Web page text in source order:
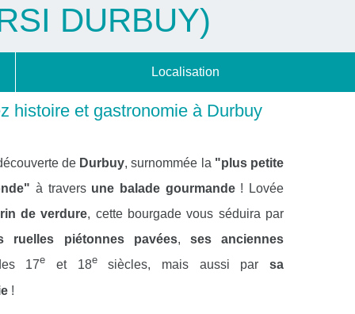
DURBUY)
Localisation
histoire et gastronomie à Durbuy
de Durbuy, surnommée la "plus petite
à travers une balade gourmande! Lovée
de verdure, cette bourgade vous séduira par
ruelles piétonnes pavées, ses anciennes
17e et 18esiècles, mais aussi parsa
!